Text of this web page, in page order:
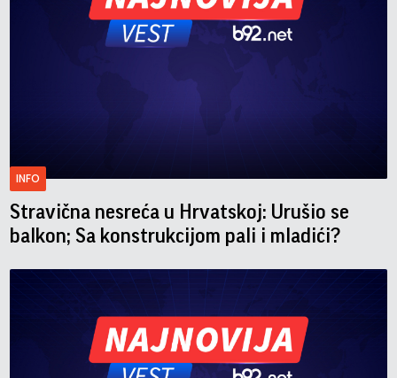
INFO
Stravična nesreća u Hrvatskoj: Urušio se
balkon; Sa konstrukcijom pali i mladići?